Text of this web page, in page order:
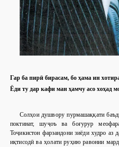
Гар ба пирӣ бирасам, бо ҳама ин
Ёди ту дар кафи ман ҳамчу асо хоҳад
Солҳои душвору пурмашаққати
поктинат, шуҷоъ ва боғурур
Тоҷикистон фарзандони зиёди худро аз
иқтисодӣ ва ҳолати руҳию равонии